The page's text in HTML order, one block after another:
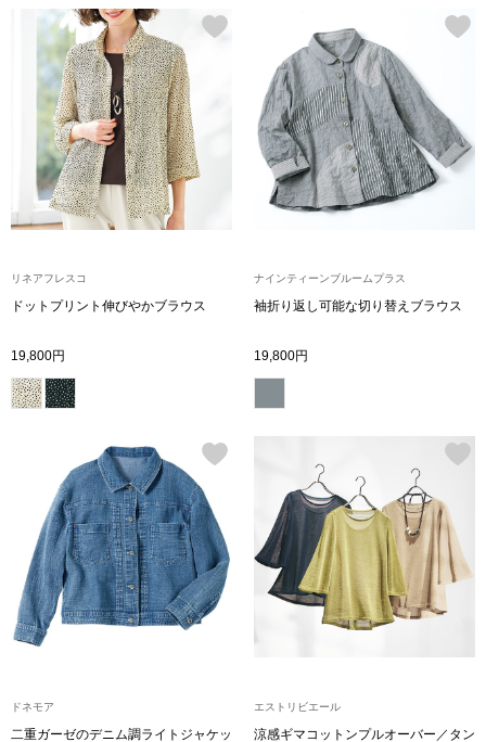
Miss Kyouko／ミスキョウコ
集
ビー
ーブルウェア
財布／小物
財布／コイン
革小物
その他
ネックレス
ブレスレット
その他
リネアフレスコ
ドットプリント伸びやかブラウス
19,800円
ナインティーンブルームプラス
袖折り返し可能な切り替えブラウス
19,800円
ドネモア
二重ガーゼのデニム調ライトジャケッ
エストリビエール
涼感ギマコットンプルオーバー／タン